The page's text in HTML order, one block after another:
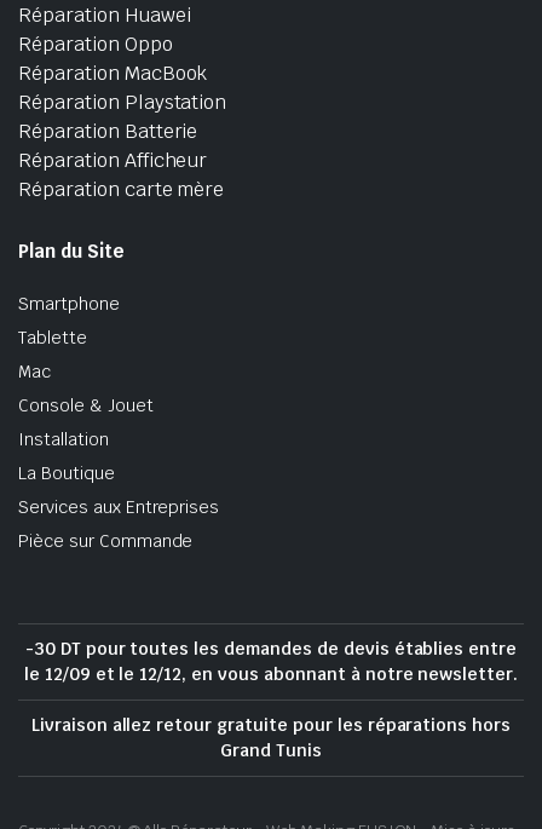
Réparation Huawei
Réparation Oppo
Réparation MacBook
Réparation Playstation
Réparation Batterie
Réparation Afficheur
Réparation carte mère
Plan du Site
Smartphone
Tablette
Mac
Console & Jouet
Installation
La Boutique
Services aux Entreprises
Pièce sur Commande
-30 DT pour toutes les demandes de devis établies entre
le 12/09 et le 12/12, en vous abonnant à notre newsletter.
Livraison allez retour gratuite pour les réparations hors
Grand Tunis